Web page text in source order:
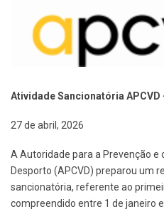
Atividade Sancionatória
27 de abril, 2026
A Autoridade para a Prevenção e
Desporto (APCVD) preparou um
sancionatória, referente ao
compreendido entre 1 de janeiro